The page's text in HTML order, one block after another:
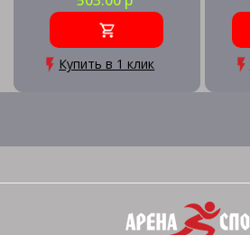
Купить в 1 клик